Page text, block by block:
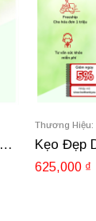
Viên Uống Bổ Não Trunature Ginkgo Biloba 120mg
Thương Hiệu:
625,000 ₫